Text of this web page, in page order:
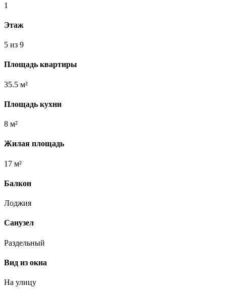
1
Этаж
5 из 9
Площадь квартиры
35.5 м²
Площадь кухни
8 м²
Жилая площадь
17 м²
Балкон
Лоджия
Санузел
Раздельный
Вид из окна
На улицу